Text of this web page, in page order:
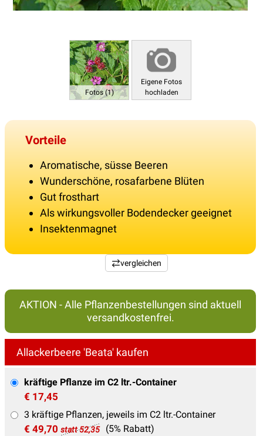
Fotos (1)
Eigene Fotos
hochladen
Vorteile
Aromatische, süsse Beeren
Wunderschöne, rosafarbene Blüten
Gut frosthart
Als wirkungsvoller Bodendecker geeignet
Insektenmagnet
vergleichen
AKTION - Alle Pflanzenbestellungen sind aktuell
versandkostenfrei.
Allackerbeere 'Beata' kaufen
kräftige Pflanze im C2 ltr.-Container
€ 17,45
3 kräftige Pflanzen, jeweils im C2 ltr.-Container
€ 49,70 statt 52,35
(5% Rabatt)